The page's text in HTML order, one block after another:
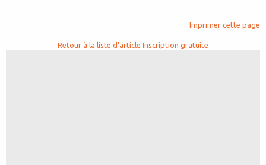
Imprimer cette page
Retour à la liste d'article Inscription gratuite